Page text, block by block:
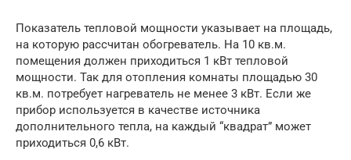
Показатель тепловой мощности указывает на площадь,
на которую рассчитан обогреватель. На 10 кв.м.
помещения должен приходиться 1 кВт тепловой
мощности. Так для отопления комнаты площадью 30
кв.м. потребует нагреватель не менее 3 кВт. Если же
прибор используется в качестве источника
дополнительного тепла, на каждый “квадрат” может
приходиться 0,6 кВт.